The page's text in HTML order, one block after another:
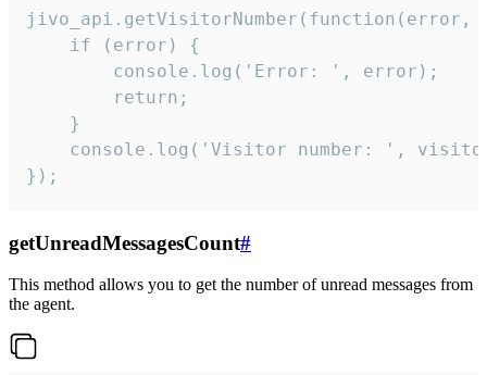
jivo_api.getVisitorNumber(function(error,
    if (error) {
        console.log('Error: ', error);
        return;
    }
console.log('Visitor number: ',
});
getUnreadMessagesCount#
This method allows you to get the number of unread messages from
the agent.